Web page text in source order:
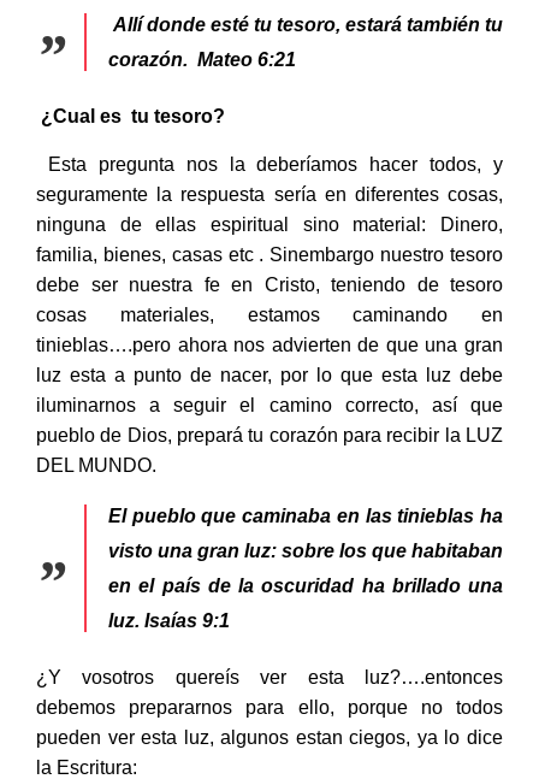
Allí donde esté tu tesoro, estará también tu
corazón. Mateo 6:21
¿Cual es tu tesoro?
Esta pregunta nos la deberíamos hacer todos, y
seguramente la respuesta sería en diferentes cosas,
ninguna de ellas espiritual sino material: Dinero,
familia, bienes, casas etc . Sinembargo nuestro tesoro
debe ser nuestra fe en Cristo, teniendo de tesoro
cosas materiales, estamos caminando en
tinieblas….pero ahora nos advierten de que una gran
luz esta a punto de nacer, por lo que esta luz debe
iluminarnos a seguir el camino correcto, así que
pueblo de Dios, prepará tu corazón para recibir la LUZ
DEL MUNDO.
El pueblo que caminaba en las tinieblas ha
visto una gran luz: sobre los que habitaban
en el país de la oscuridad ha brillado una
luz. Isaías 9:1
¿Y vosotros quereís ver esta luz?….entonces
debemos prepararnos para ello, porque no todos
pueden ver esta luz, algunos estan ciegos, ya lo dice
la Escritura: